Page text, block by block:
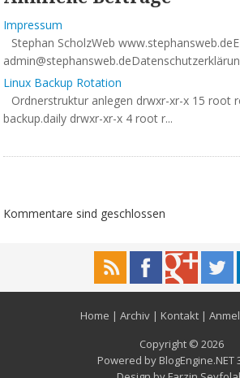
Impressum
Stephan ScholzWeb
admin@stephansweb.deDatenschutzerkl
Linux Backup Rotation
Ordnerstruktur anlegen drwxr-xr-x 15 root
backup.daily drwxr-xr-x 4 root r...
Kommentare sind geschlossen
Home | Archiv| Kontakt|
Copyright © 2026
Powered by BlogEngine.NET